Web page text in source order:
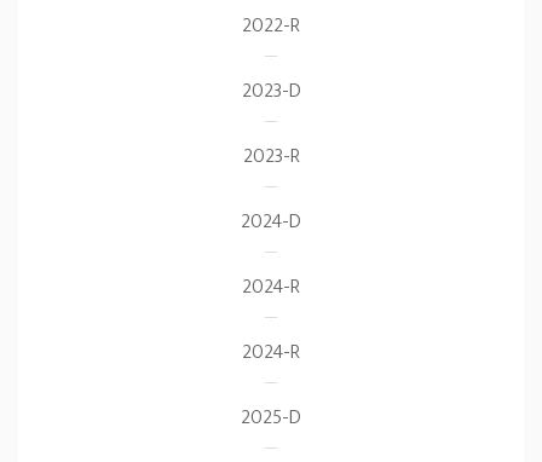
2022-R
2023-D
2023-R
2024-D
2024-R
2024-R
2025-D